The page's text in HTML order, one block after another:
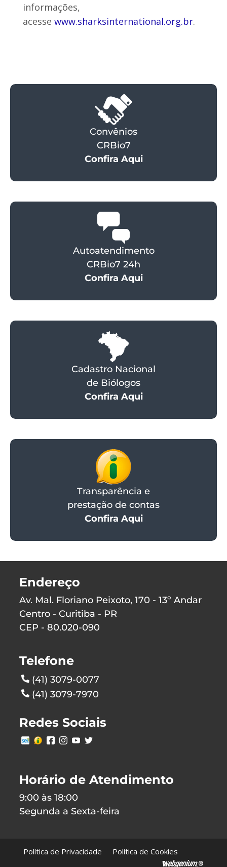
informações,
acesse www.sharksinternational.org.br.
Convênios
CRBio7
Confira Aqui
Autoatendimento
CRBio7 24h
Confira Aqui
Cadastro Nacional
de Biólogos
Confira Aqui
Transparência e
prestação de contas
Confira Aqui
Endereço
Av. Mal. Floriano Peixoto, 170 - 13º Andar
Centro - Curitiba - PR
CEP - 80.020-090
Telefone
(41) 3079-0077
(41) 3079-7970
Redes Sociais
Horário de Atendimento
9:00 às 18:00
Segunda a Sexta-feira
Política de Privacidade Política de Cookies